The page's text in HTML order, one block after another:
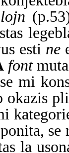
esti ne
font
mi
okazis
la